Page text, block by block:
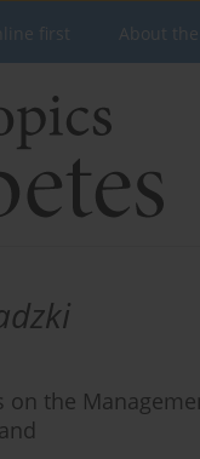
first About the
on the